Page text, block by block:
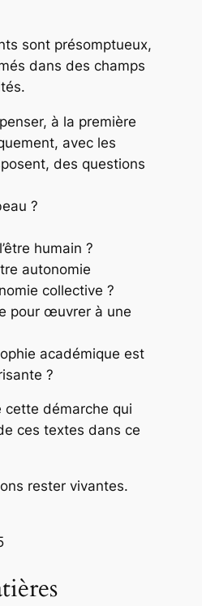
sont présomptueux,
dans des champs
à la première
avec les
des questions
?
humain ?
autonomie
collective ?
pour œuvrer à une
académique est
?
cette démarche qui
ces textes dans ce
rester vivantes.